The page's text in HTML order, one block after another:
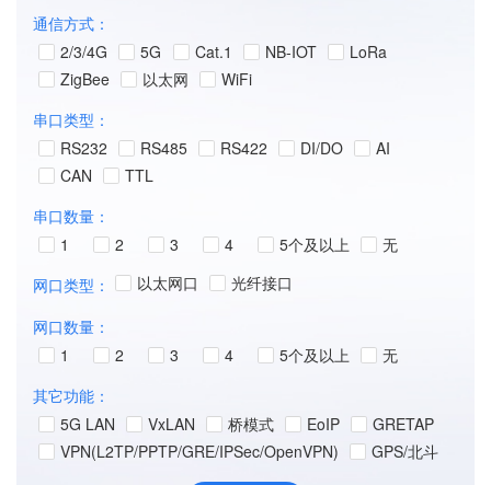
通信方式：
2/3/4G
5G Cat.1 NB-IOT
LoRa
ZigBee
以太网
WiFi
串口类型：
RS232
RS485 RS422 DI/DO
AI
CAN
TTL
串口数量：
1
2 3 4 5个及以上
无
网口类型：
以太网口
光纤接口
网口数量：
1
2 3 4 5个及以上
无
其它功能：
5G LAN
VxLAN 桥模式 EoIP
GRETAP
VPN(L2TP/PPTP/GRE/IPSec/OpenVPN)
GPS/北斗